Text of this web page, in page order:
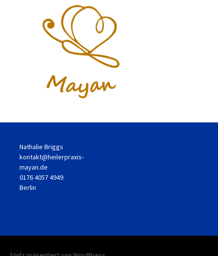
Nathalie Briggs
kontakt@heilerpraxis-
mayan.de
0176 4057 4949
Berlin